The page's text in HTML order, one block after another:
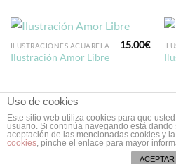
ILUSTRACIONES ACUARELA
Ilustración Amor Libre
15.00€
Copyright 2026 ©Doce Leguas|
en
Uso de cookies
Este sitio web utiliza cookies para que
usuario. Si continúa navegando está
aceptación de las mencionadas cookies y
cookies, pinche el enlace para mayor
ACEPTAR